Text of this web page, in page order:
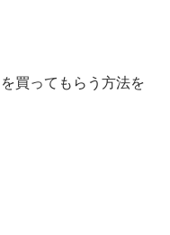
買ってもらう方法を